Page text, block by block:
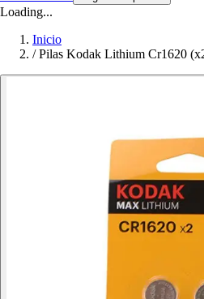
Loading...
Inicio
/ Pilas Kodak Lithium Cr1620